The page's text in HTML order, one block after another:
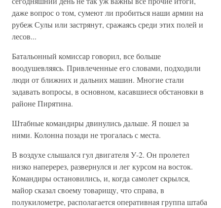
даже вопрос о том, сумеют ли пробиться наши армии на
рубеж Сулы или застрянут, сражаясь среди этих полей и
лесов...
Батальонный комиссар говорил, все больше
воодушевляясь. Привлеченные его словами, подходили
люди от ближних и дальних машин. Многие стали
задавать вопросы, в основном, касавшиеся обстановки в
районе Пирятина.
Штабные командиры двинулись дальше. Я пошел за
ними. Колонна позади не трогалась с места.
В воздухе слышался гул двигателя У-2. Он пролетел
низко наперерез, развернулся и лег курсом на восток.
Командиры остановились, и, когда самолет скрылся,
майор сказал своему товарищу, что справа, в
полукилометре, располагается оперативная группа штаба